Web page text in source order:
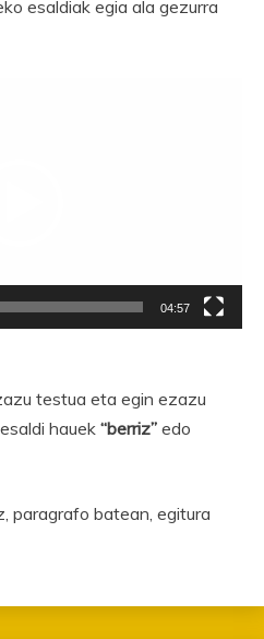
esaldiak egia ala gezurra
04:57
testua eta egin ezazu
hauek “berriz” edo
paragrafo batean, egitura